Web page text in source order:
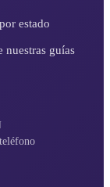
estado
nuestras guías